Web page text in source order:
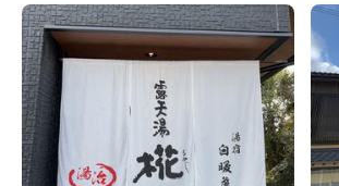
三ツ矢サイダー ULTRA STRONNG
サ活のとおり，どんぐり村に向かい